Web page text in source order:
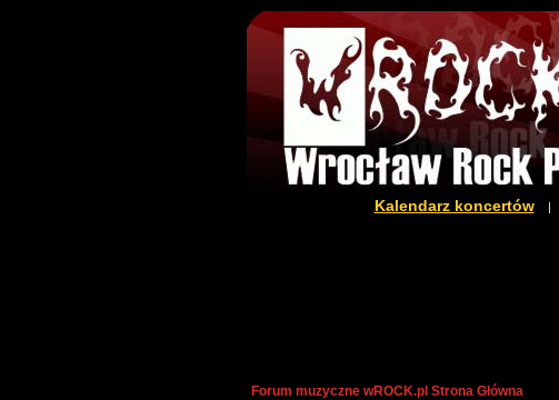
Kalendarz koncertów|
Forum muzyczne wROCK.pl Strona Główna